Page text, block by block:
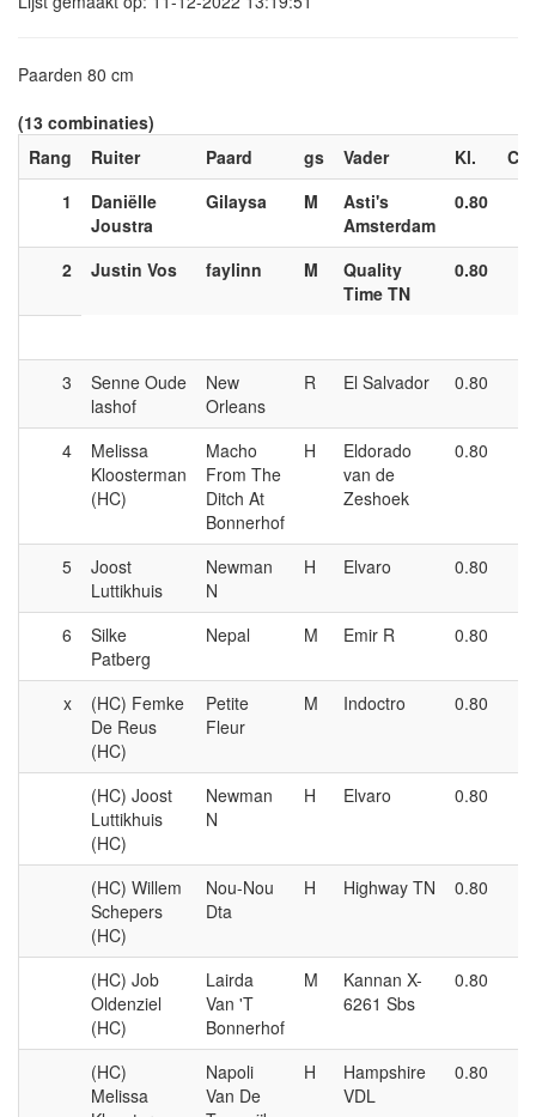
Paarden 80 cm
(13 combinaties)
Rang
Ruiter Paard gs Vader Kl.
1
Daniëlle
Joustra
Gilaysa M
Asti's
Amsterdam
0.80
2 Justin Vos faylinn M
Quality
Time TN
0.80
3
Senne Oude
lashof
New
Orleans
R El Salvador 0.80
4
Melissa
Kloosterman
(HC)
Macho
From The
Ditch At
Bonnerhof
H
Eldorado
van de
Zeshoek
0.80
5
Joost
Luttikhuis
Newman
N
H Elvaro 0.80
6
Silke
Patberg
Nepal M Emir R 0.80
x
(HC) Femke
De Reus
(HC)
Petite
Fleur
M Indoctro 0.80
(HC) Joost
Luttikhuis
(HC)
Newman
N
H Elvaro 0.80
(HC) Willem
Schepers
(HC)
Nou-Nou
Dta
H Highway TN 0.80
(HC) Job
Oldenziel
(HC)
Lairda
Van 'T
Bonnerhof
M
Kannan X-
6261 Sbs
0.80
(HC)
Melissa
Napoli
Van De
H
Hampshire
VDL
0.80